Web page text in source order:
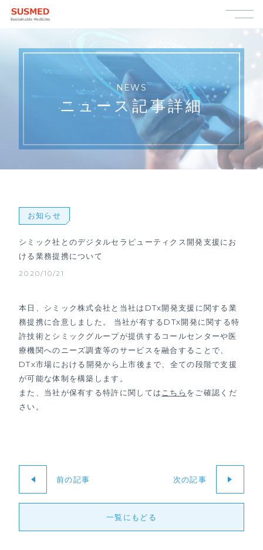
NEWS
ニュース記事詳細
お知らせ
シミック社とのデジタルセラピューティクス開発支援にお
ける業務提携について
2020/10/21
本日、シミック株式会社と当社はDTx開発支援に関する業
務提携に合意しました。 当社が有するDTx開発に関する特
許技術とシミックグループが提供するコールセンターや医
療機関へのニーズ調査等のサービスを融合することで、
DTx市場における開発から上市後まで、全ての段階で支援
が可能な体制を構築します。
また、 当社が保有する特許に関しては こちら をご確認くだ
さい。
前の記事
一覧にもどる
次の記事